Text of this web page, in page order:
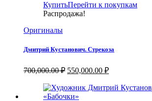
КупитьПерейти к покупкам
Распродажа!
Оригиналы
Дмитрий Кустанович. Стрекоза
700,000.00 ₽ Первоначальная
составляла
700,000.00 ₽.
550,000.00 ₽Текущая
550,000.00 ₽.